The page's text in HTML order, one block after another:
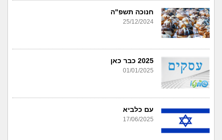
חנוכה תשפ"ה
25/12/2024
2025 כבר כאן
01/01/2025
עם כלביא
17/06/2025